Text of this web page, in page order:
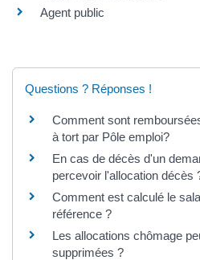
Agent public
Questions ? Réponses !
Comment sont
à tort par Pôle emploi?
En cas de décès d'un
percevoir l'allocation décès
Comment est calculé le
référence ?
Les allocations chômage
supprimées ?